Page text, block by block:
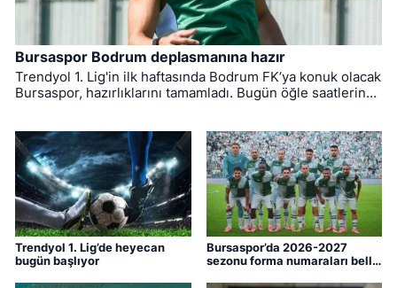
Bursaspor Bodrum deplasmanına hazır
Trendyol 1. Lig'in ilk haftasında Bodrum FK’ya konuk olacak
Bursaspor, hazırlıklarını tamamladı. Bugün öğle saatlerinde
Trendyol 1. Lig’de heyecan
bugün başlıyor
Bursaspor’da 2026-2027
sezonu forma numaraları belli